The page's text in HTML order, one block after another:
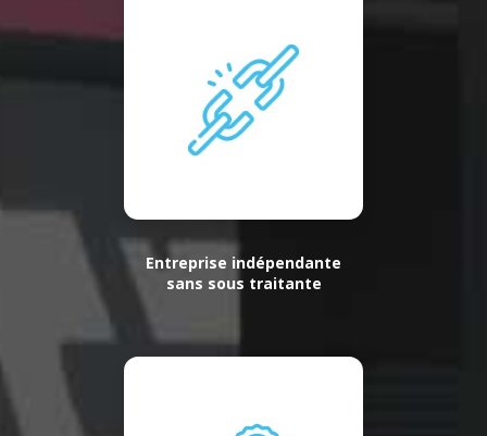
Entreprise indépendante
sans sous traitante